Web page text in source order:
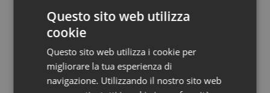
Quotidiano Oncologia
Quotidiano Pediatria
Rene & patologie urogenitali
Scienza e Farmaci
Ebola in Congo. Oms e Africa Cdc:
“Epidemia più veloce della risposta”.
Quasi 4mila casi e 1.801 morti
Questo sito web utilizza
cookie
Questo sito web utilizza i cookie per
migliorare la tua esperienza di
navigazione. Utilizzando il nostro sito web